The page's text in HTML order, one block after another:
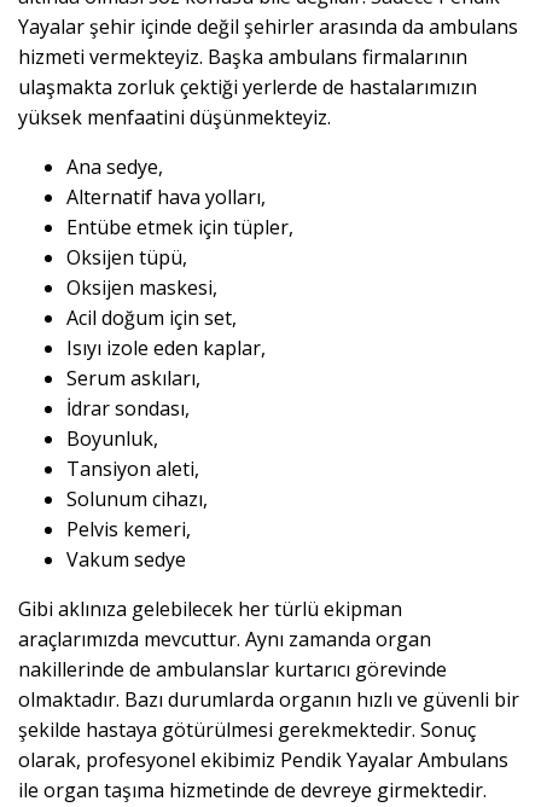
Yayalar şehir içinde değil şehirler arasında da ambulans
hizmeti vermekteyiz. Başka ambulans firmalarının
ulaşmakta zorluk çektiği yerlerde de hastalarımızın
yüksek menfaatini düşünmekteyiz.
Ana sedye,
Alternatif hava yolları,
Entübe etmek için tüpler,
Oksijen tüpü,
Oksijen maskesi,
Acil doğum için set,
Isıyı izole eden kaplar,
Serum askıları,
İdrar sondası,
Boyunluk,
Tansiyon aleti,
Solunum cihazı,
Pelvis kemeri,
Vakum sedye
Gibi aklınıza gelebilecek her türlü ekipman
araçlarımızda mevcuttur. Aynı zamanda organ
nakillerinde de ambulanslar kurtarıcı görevinde
olmaktadır. Bazı durumlarda organın hızlı ve güvenli bir
şekilde hastaya götürülmesi gerekmektedir. Sonuç
olarak, profesyonel ekibimiz Pendik Yayalar Ambulans
ile organ taşıma hizmetinde de devreye girmektedir.